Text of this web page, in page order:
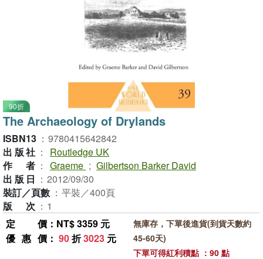
90折
The Archaeology of Drylands
ISBN13 ： 9780415642842
出版社 ：
Routledge UK
作者 ： Graeme ; Gilbertson Barker David
出版日 ： 2012/09/30
裝訂／頁數 ： 平裝／400頁
版次 ： 1
定價 ：NT$ 3359 元
優惠價 ： 90折3023 元
無庫存，下單後進貨(到貨天數約
45-60天)
下單可得紅利積點 ：90 點